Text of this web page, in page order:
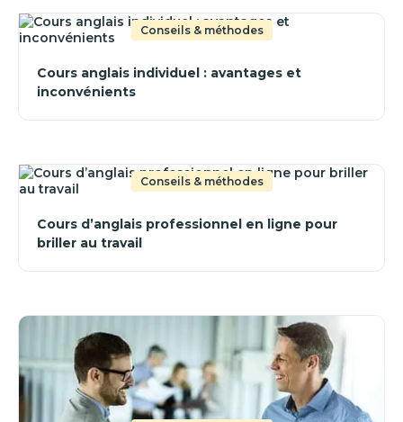
Conseils & méthodes
Cours anglais individuel : avantages et
inconvénients
Conseils & méthodes
Cours d’anglais professionnel en ligne pour
briller au travail